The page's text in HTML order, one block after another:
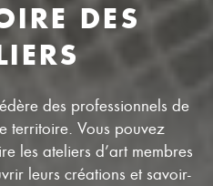
DES
des professionnels de
territoire. Vous pouvez
les ateliers d’art membres
leurs créations et savoir-